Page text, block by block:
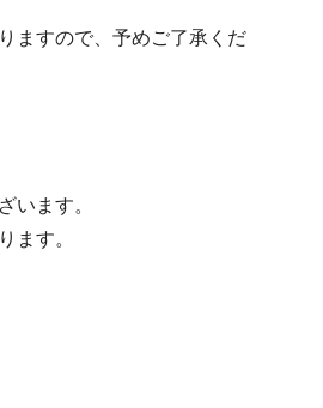
ますので、予めご了承くだ
ます。
す。